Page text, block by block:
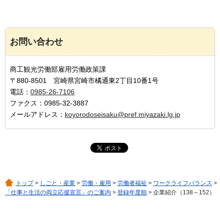
お問い合わせ
商工観光労働部雇用労働政策課
〒880-8501 宮崎県宮崎市橘通東2丁目10番1号
電話： 0985-26-7106
ファクス：0985-32-3887
メールアドレス： koyorodoseisaku@pref.miyazaki.lg.jp
トップ> しごと・産業 > 労働・雇用 > 労働者福祉 > ワークライフバランス >
「仕事と生活の両立応援宣言」のご案内 > 登録年度順 > 企業紹介（138～152）